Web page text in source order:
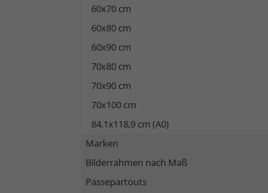
60x70 cm
60x80 cm
60x90 cm
70x80 cm
70x90 cm
70x100 cm
84,1x118,9 cm (A0)
Marken
Bilderrahmen nach Maß
Passepartouts